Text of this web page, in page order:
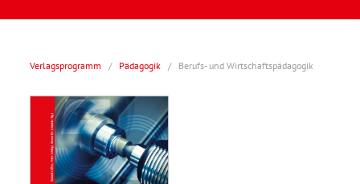
Verlagsprogramm / Pädagogik / Berufs- und Wirtschaftspädagogik